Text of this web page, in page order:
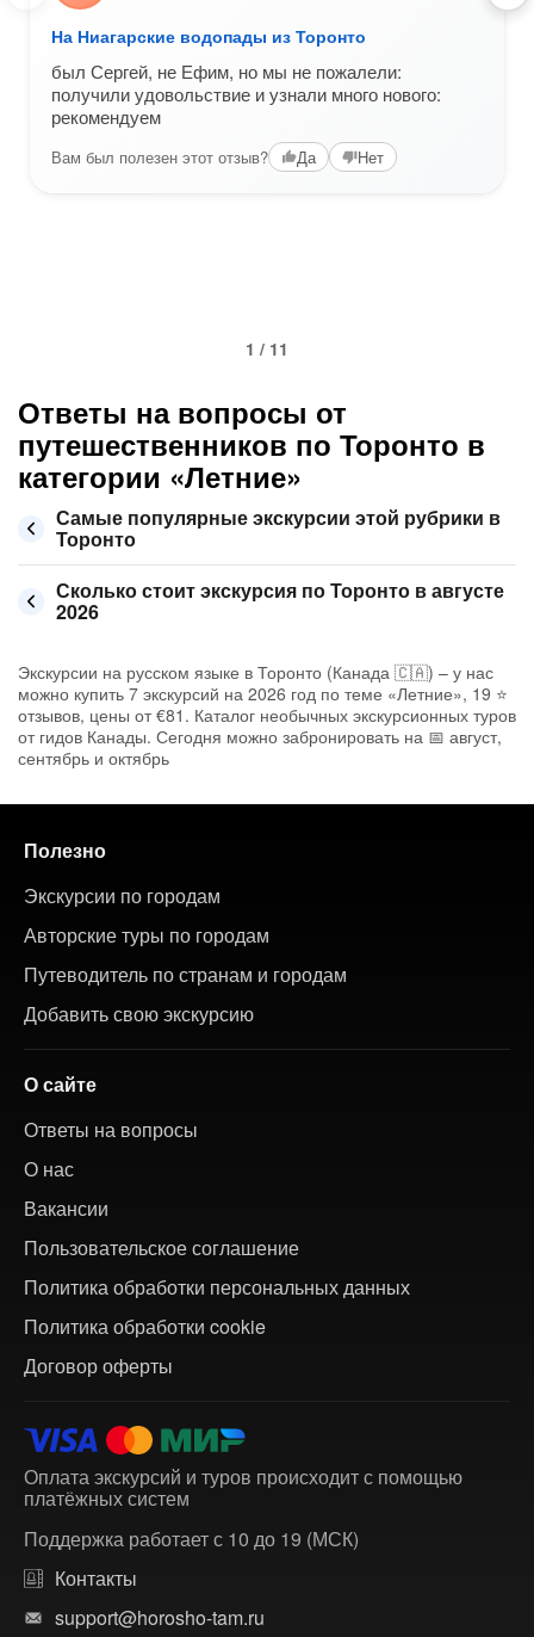
На Ниагарские водопады из Торонто
был Сергей, не Ефим, но мы не пожалели:
получили удовольствие и узнали много нового:
рекомендуем
Вам был полезен этот отзыв? Да Нет
1 / 11
Ответы на вопросы от
путешественников по Торонто в
категории «Летние»
Самые популярные экскурсии этой рубрики в
Торонто
Сколько стоит экскурсия по Торонто в августе
2026
Экскурсии на русском языке в Торонто (Канада 🇨🇦) – у нас
можно купить 7 экскурсий на 2026 год по теме «Летние», 19 ⭐
отзывов, цены от €81. Каталог необычных экскурсионных туров
от гидов Канады. Сегодня можно забронировать на 📅 август,
сентябрь и октябрь
Полезно
Экскурсии по городам
Авторские туры по городам
Путеводитель по странам и городам
Добавить свою экскурсию
О сайте
Ответы на вопросы
О нас
Вакансии
Пользовательское соглашение
Политика обработки персональных данных
Политика обработки cookie
Договор оферты
Оплата экскурсий и туров происходит с помощью
платёжных систем
Поддержка работает с 10 до 19 (МСК)
Контакты
support@horosho-tam.ru